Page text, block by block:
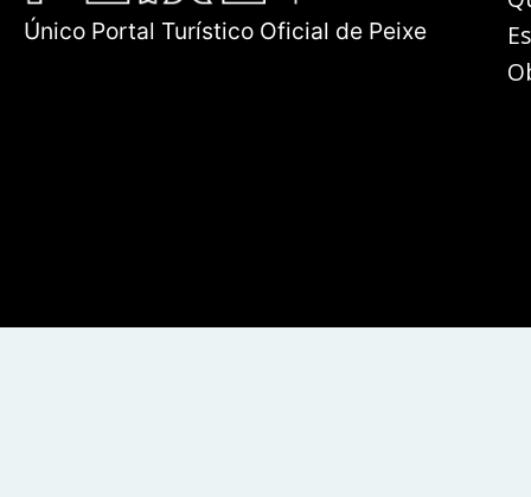
Único Portal Turístico Oficial de Peixe